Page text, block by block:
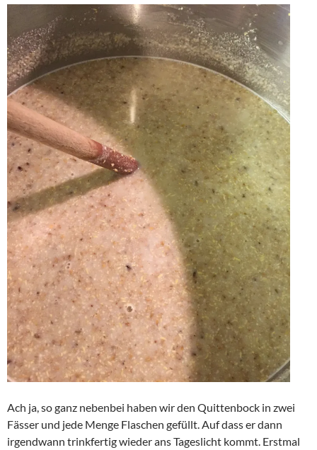
Ach ja, so ganz nebenbei haben wir den Quittenbock in zwei
Fässer und jede Menge Flaschen gefüllt. Auf dass er dann
irgendwann trinkfertig wieder ans Tageslicht kommt. Erstmal